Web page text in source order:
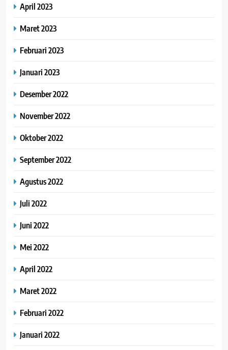
April 2023
Maret 2023
Februari 2023
Januari 2023
Desember 2022
November 2022
Oktober 2022
September 2022
Agustus 2022
Juli 2022
Juni 2022
Mei 2022
April 2022
Maret 2022
Februari 2022
Januari 2022